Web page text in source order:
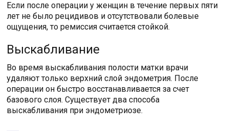
Если после операции у женщин в течение первых пяти
лет не было рецидивов и отсутствовали болевые
ощущения, то ремиссия считается стойкой.
Выскабливание
Во время выскабливания полости матки врачи
удаляют только верхний слой эндометрия. После
операции он быстро восстанавливается за счет
базового слоя. Существует два способа
выскабливания при эндометриозе.